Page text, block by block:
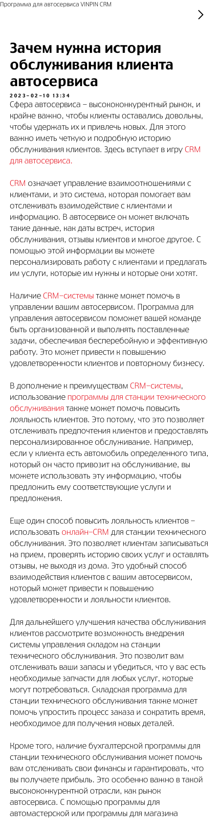
Программа для автосервиса VINPIN CRM
Зачем нужна история
обслуживания клиента
автосервиса
2023-02-10 13:34
Сфера автосервиса - высококонкурентный рынок, и
крайне важно, чтобы клиенты оставались довольны,
чтобы удержать их и привлечь новых. Для этого
важно иметь четкую и подробную историю
обслуживания клиентов. Здесь вступает в игру CRM
для автосервиса.
CRM означает управление взаимоотношениями с
клиентами, и это система, которая помогает вам
отслеживать взаимодействие с клиентами и
информацию. В автосервисе он может включать
такие данные, как даты встреч, история
обслуживания, отзывы клиентов и многое другое. С
помощью этой информации вы можете
персонализировать работу с клиентами и предлагать
им услуги, которые им нужны и которые они хотят.
Наличие CRM-системы также может помочь в
управлении вашим автосервисом. Программа для
управления автосервисом поможет вашей команде
быть организованной и выполнять поставленные
задачи, обеспечивая бесперебойную и эффективную
работу. Это может привести к повышению
удовлетворенности клиентов и повторному бизнесу.
В дополнение к преимуществам CRM-системы,
использование программы для станции технического
обслуживания также может помочь повысить
лояльность клиентов. Это потому, что это позволяет
отслеживать предпочтения клиентов и предоставлять
персонализированное обслуживание. Например,
если у клиента есть автомобиль определенного типа,
который он часто привозит на обслуживание, вы
можете использовать эту информацию, чтобы
предложить ему соответствующие услуги и
предложения.
Еще один способ повысить лояльность клиентов -
использовать онлайн-CRM для станции технического
обслуживания. Это позволяет клиентам записываться
на прием, проверять историю своих услуг и оставлять
отзывы, не выходя из дома. Это удобный способ
взаимодействия клиентов с вашим автосервисом,
который может привести к повышению
удовлетворенности и лояльности клиентов.
Для дальнейшего улучшения качества обслуживания
клиентов рассмотрите возможность внедрения
системы управления складом на станции
технического обслуживания. Это позволит вам
отслеживать ваши запасы и убедиться, что у вас есть
необходимые запчасти для любых услуг, которые
могут потребоваться. Складская программа для
станции технического обслуживания также может
помочь упростить процесс заказа и сократить время,
необходимое для получения новых деталей.
Кроме того, наличие бухгалтерской программы для
станции технического обслуживания может помочь
вам отслеживать свои финансы и гарантировать, что
вы получаете прибыль. Это особенно важно в такой
высококонкурентной отрасли, как рынок
автосервиса. С помощью программы для
автомастерской или программы для магазина